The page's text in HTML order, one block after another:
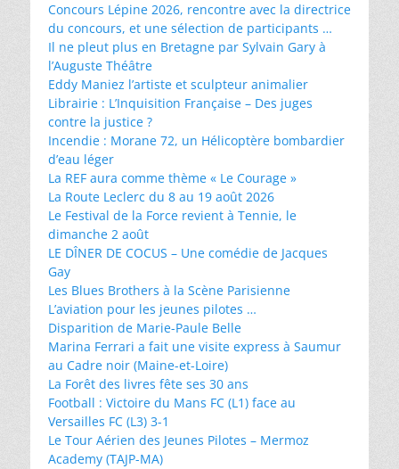
Concours Lépine 2026, rencontre avec la directrice
du concours, et une sélection de participants …
Il ne pleut plus en Bretagne par Sylvain Gary à
l’Auguste Théâtre
Eddy Maniez l’artiste et sculpteur animalier
Librairie : L’Inquisition Française – Des juges
contre la justice ?
Incendie : Morane 72, un Hélicoptère bombardier
d’eau léger
La REF aura comme thème « Le Courage »
La Route Leclerc du 8 au 19 août 2026
Le Festival de la Force revient à Tennie, le
dimanche 2 août
LE DÎNER DE COCUS – Une comédie de Jacques
Gay
Les Blues Brothers à la Scène Parisienne
L’aviation pour les jeunes pilotes …
Disparition de Marie-Paule Belle
Marina Ferrari a fait une visite express à Saumur
au Cadre noir (Maine-et-Loire)
La Forêt des livres fête ses 30 ans
Football : Victoire du Mans FC (L1) face au
Versailles FC (L3) 3-1
Le Tour Aérien des Jeunes Pilotes – Mermoz
Academy (TAJP-MA)